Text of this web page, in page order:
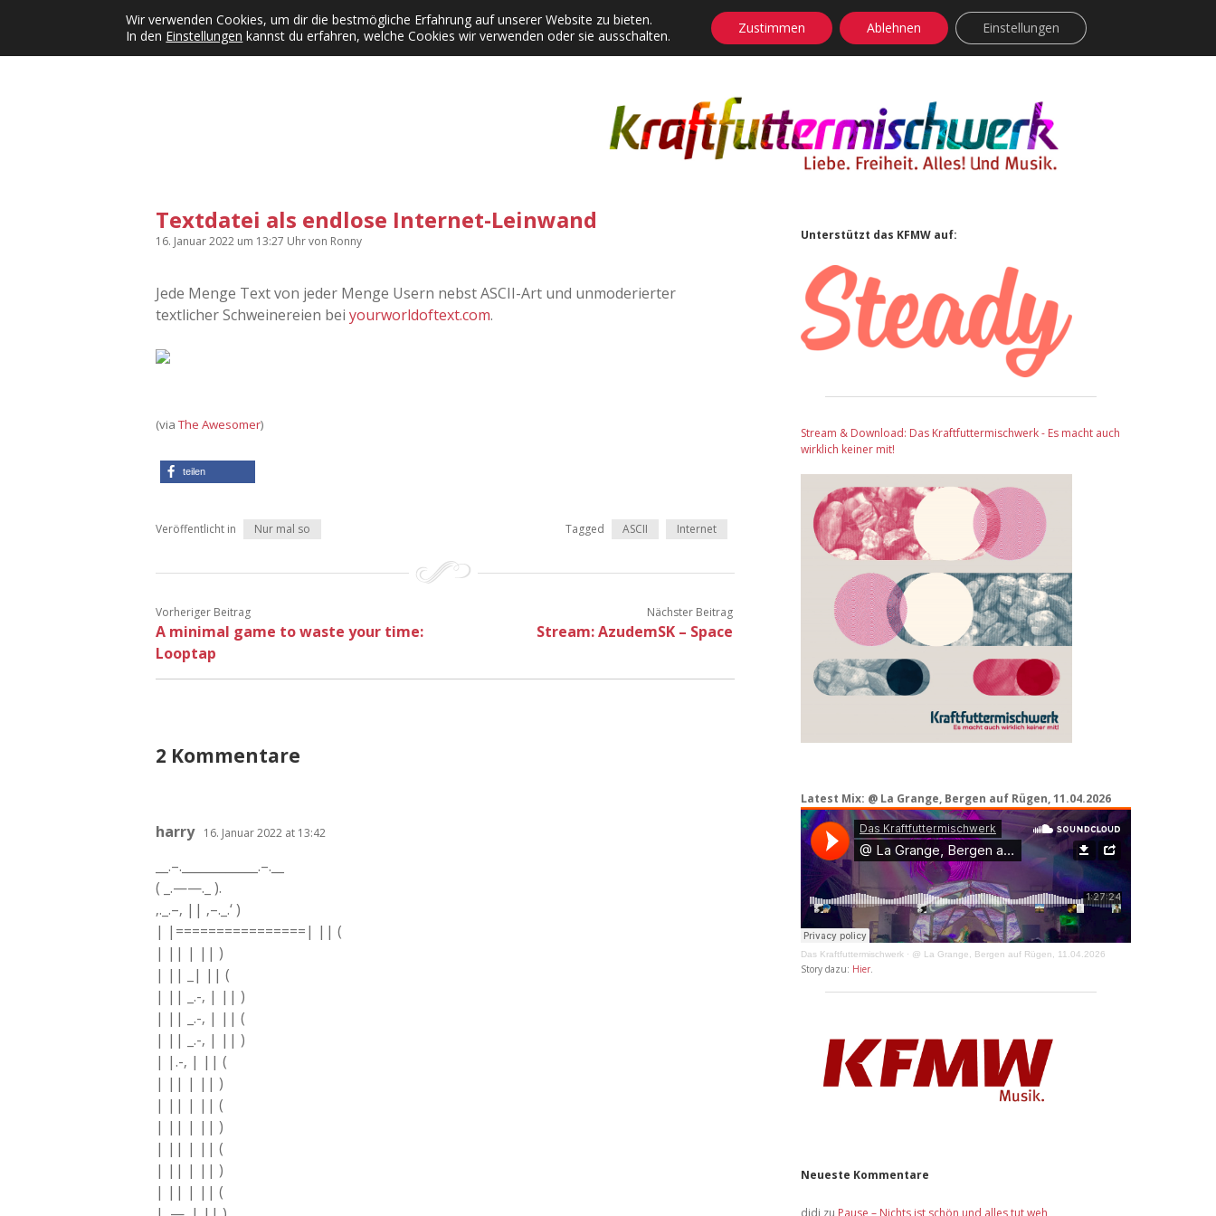
Kategorien Dropdown-Menü öffnen
KFMW-Disco Dates Instagrams Contact Adventskalender Dropdown-Menü öffnen facebook
instagram
rss soundcloud
vimeoBluesky
Textdatei als endlose Internet-Leinwand
16. Januar 2022 um 13:27 Uhrvon Ronny
Jede Menge Text von jeder Menge Usern nebst ASCII-Art und unmoderierter
textlicher Schweinereien bei yourworldoftext.com.
(viaThe Awesomer)
teilen
Veröffentlicht in Nur mal so Tagged ASCII Internet
Vorheriger Beitrag
A minimal game to waste your time:
Looptap
Nächster Beitrag
Stream: AzudemSK – Space
2 Kommentare
harry 16. Januar 2022 at 13:42
__.–.____________.–.__
( _.——._ ).
‚._.–‚ || ‚–._.‘ )
| |================| || (
| || | || )
| || _| || (
| || _.-‚ | || )
| || _.-‚ | || (
| || _.-‚ | || )
| |.-‚ | || (
| || | || )
| || | || (
| || | || )
| || | || (
| || | || )
| || | || (
Sidebar
Unterstützt das KFMW auf:
Stream & Download: Das Kraftfuttermischwerk - Es macht auch
wirklich keiner mit!
Latest Mix: @ La Grange, Bergen auf Rügen, 11.04.2026
Das Kraftfuttermischwerk · @ La Grange, Bergen auf Rügen, 11.04.2026
Story dazu: Hier.
Neueste Kommentare
didi zu Pause – Nichts ist schön und alles tut weh
Wir verwenden Cookies, um dir die bestmögliche Erfahrung auf unserer Website zu bieten.
In den Einstellungen kannst du erfahren, welche Cookies wir verwenden oder sie ausschalten. Zustimmen Ablehnen Einstellungen